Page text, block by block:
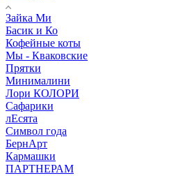
Зайка Ми
Басик и Ко
Кофейные коты
Мы - Кваковские
Прятки
Минималини
Лори КОЛОРИ
Сафарики
лЕсята
Символ года
БернАрт
Кармашки
ПАРТНЕРАМ